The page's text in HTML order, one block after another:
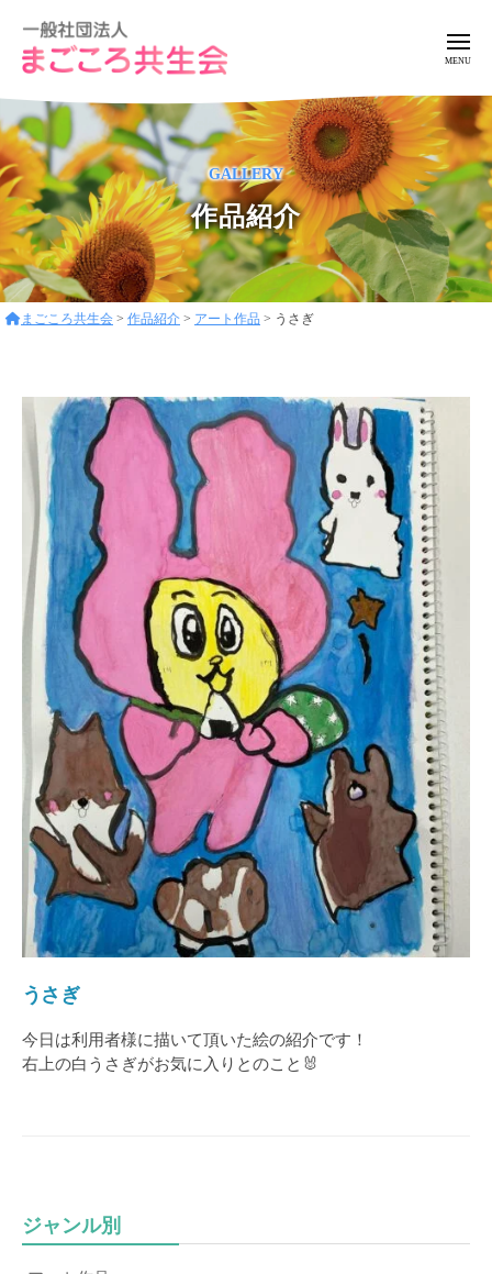
ン
ツ
へ
ス
キ
ッ
プ
般
社
団
法
人
ま
ご
共
生
会
ッ
ト
ホ
ー
ム
な
環
境
レ
ン
で
経
験
豊
が
無
理
を
ず
き
る
こ
た
の
メ
ニ
ー
GALLERY
作品紹介
まごころ共生会 > 作品紹介 > アート作品 > うさぎ
うさぎ
今日は利用者様に描いて頂いた絵の紹介です！
右上の白うさぎがお気に入りとのこと🐰
ジャンル別
般
社
団
法
人
ま
ご
こ
ろ
共
生
会